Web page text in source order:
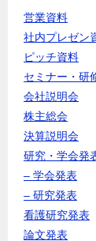
営業資料
社内プレゼン
ピッチ資料
セミナー・研
会社説明会
株主総会
決算説明会
研究・学会発
– 学会発表
– 研究発表
看護研究発表
論文発表